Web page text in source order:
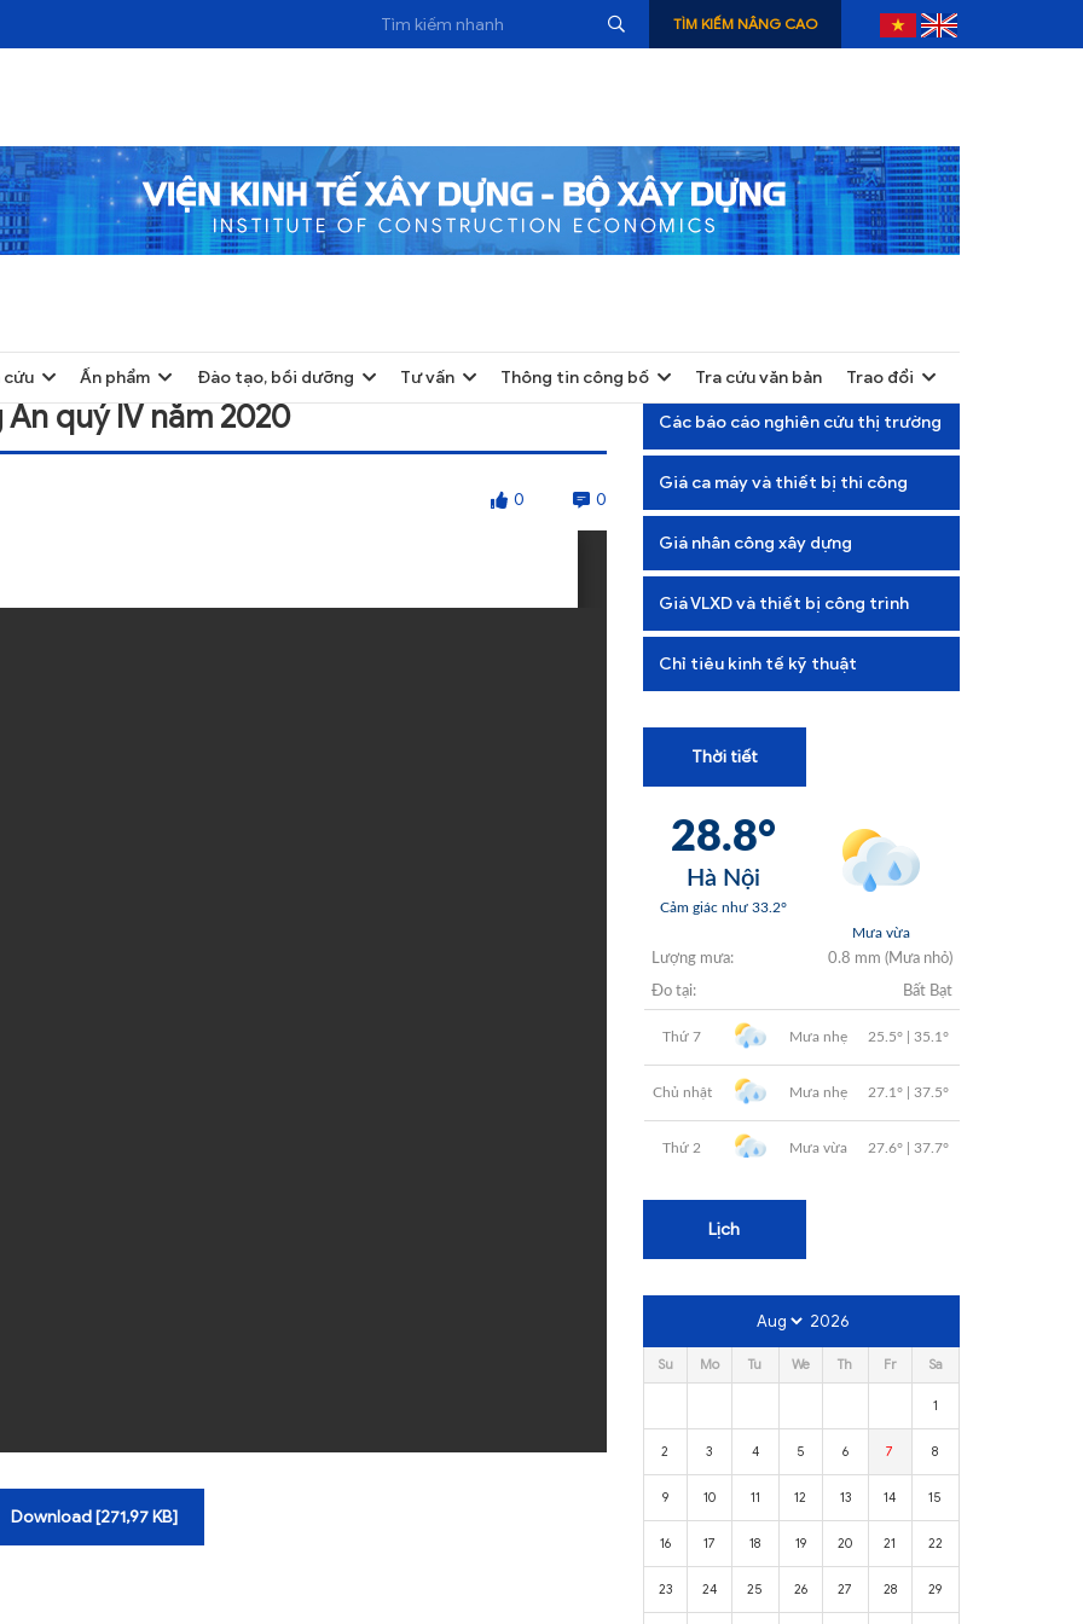
TÌM KIẾM NÂNG CAO
cứu Ấn phẩm Đào tạo, bồi dưỡng Tư vấn Thông tin công bố Tra cứu văn bản Trao đổi
quý IV năm 2020
0 0
Download [271,97 KB]
Các báo cáo nghiên cứu thị trường
Giá ca máy và thiết bị thi công
Giá nhân công xây dựng
Giá VLXD và thiết bị công trình
Chỉ tiêu kinh tế kỹ thuật
Thời tiết
Lịch
2026
Su Mo Tu We Th Fr Sa
1
2 3 4 5 6 7 8
9 10 11 12 13 14 15
16 17 18 19 20 21 22
23 24 25 26 27 28 29